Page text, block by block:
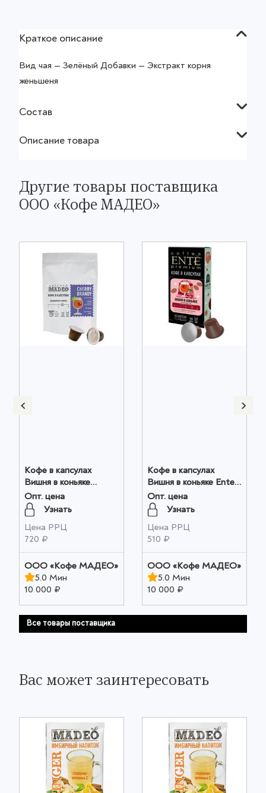
Краткое описание
Вид чая — Зелёный Добавки — Экстракт корня
женьшеня
Состав
Описание товара
Другие товары поставщика
OOO «Кофе МАДЕО»
Кофе в капсулах
Вишня в коньяке
Мадео 0,075кг оптом
Опт. цена
Узнать
Цена РРЦ
720 ₽
OOO «Кофе МАДЕО»
5.0 Мин
10 000 ₽
Кофе в капсулах
Вишня в коньяке Ente
0,05кг коробочка
оптом
Опт. цена
Узнать
Цена РРЦ
510 ₽
OOO «Кофе МАДЕО»
5.0 Мин
10 000 ₽
Все товары поставщика
Вас может заинтересовать